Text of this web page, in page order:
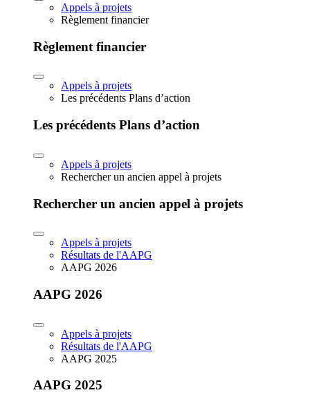
Appels à projets
Règlement financier
Règlement financier
Appels à projets
Les précédents Plans d’action
Les précédents Plans d’action
Appels à projets
Rechercher un ancien appel à projets
Rechercher un ancien appel à projets
Appels à projets
Résultats de l'AAPG
AAPG 2026
AAPG 2026
Appels à projets
Résultats de l'AAPG
AAPG 2025
AAPG 2025